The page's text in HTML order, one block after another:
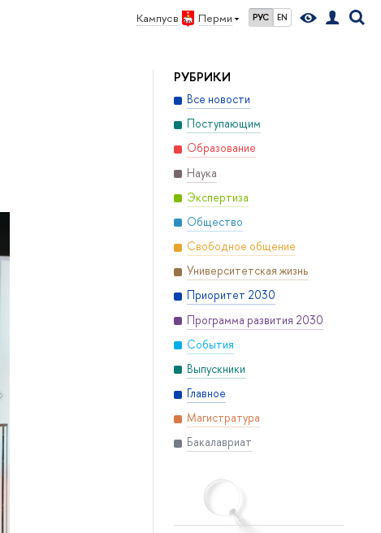
Кампус в Перми РУС EN
РУБРИКИ
Все новости
Поступающим
Образование
Наука
Экспертиза
Общество
Свободное общение
Университетская жизнь
Приоритет 2030
Программа развития 2030
События
Выпускники
Главное
Магистратура
Бакалавриат